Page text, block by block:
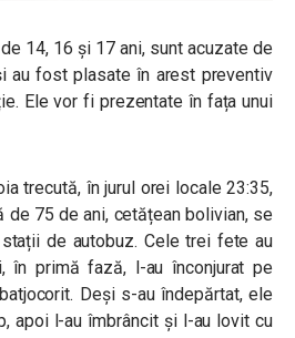
14, 16 și 17 ani, sunt acuzate de
au fost plasate în arest preventiv
Ele vor fi prezentate în fața unui
trecută, în jurul orei locale 23:35,
de 75 de ani, cetățean bolivian, se
de autobuz. Cele trei fete au
în primă fază, l-au înconjurat pe
Deși s-au îndepărtat, ele
apoi l-au îmbrâncit și l-au lovit cu